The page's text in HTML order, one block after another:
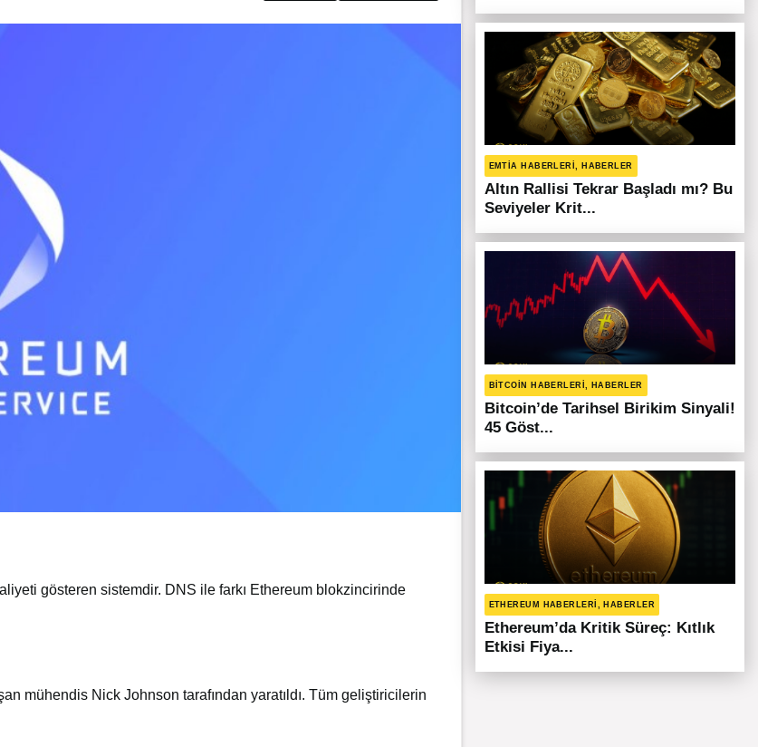
gösteren sistemdir. DNS ile farkı Ethereum blokzincirinde
mühendis Nick Johnson tarafından yaratıldı. Tüm geliştiricilerin
EMTIA HABERLERI, HABERLER
Altın Rallisi Tekrar Başladı mı? Bu
Seviyeler Krit...
BITCOIN HABERLERI, HABERLER
Bitcoin’de Tarihsel Birikim Sinyali!
45 Göst...
ETHEREUM HABERLERI, HABERLER
Ethereum’da Kritik Süreç: Kıtlık
Etkisi Fiya...